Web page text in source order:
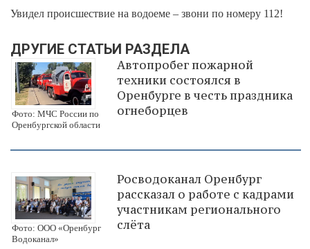
Увидел происшествие на водоеме – звони по номеру 112!
ДРУГИЕ СТАТЬИ РАЗДЕЛА
Фото: МЧС России по
Оренбургской области
Автопробег пожарной
техники состоялся в
Оренбурге в честь праздника
огнеборцев
Фото: ООО «Оренбург
Водоканал»
Росводоканал Оренбург
рассказал о работе с кадрами
участникам регионального
слёта